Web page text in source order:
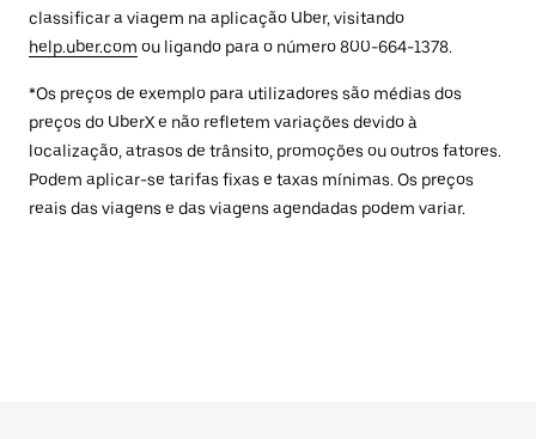
classificar a viagem na aplicação Uber, visitando
help.uber.com ou ligando para o número 800-664-1378.
*Os preços de exemplo para utilizadores são médias dos
preços do UberX e não refletem variações devido à
localização, atrasos de trânsito, promoções ou outros fatores.
Podem aplicar-se tarifas fixas e taxas mínimas. Os preços
reais das viagens e das viagens agendadas podem variar.